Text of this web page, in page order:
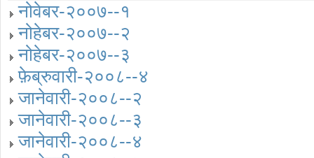
नोवेबर-२००७--१
नोहेबर-२००७--२
नोहेबर-२००७--३
फ़ेब्रुवारी-२००८--४
जानेवारी-२००८--२
जानेवारी-२००८--३
जानेवारी-२००८--४